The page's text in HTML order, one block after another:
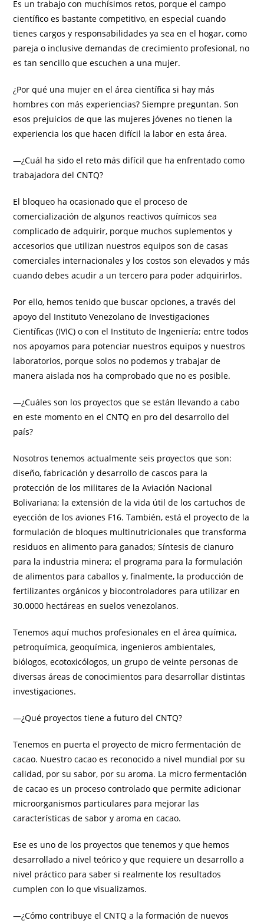
Es un trabajo con muchísimos retos, porque el campo
científico es bastante competitivo, en especial cuando
tienes cargos y responsabilidades ya sea en el hogar, como
pareja o inclusive demandas de crecimiento profesional, no
es tan sencillo que escuchen a una mujer.
¿Por qué una mujer en el área científica si hay más
hombres con más experiencias? Siempre preguntan. Son
esos prejuicios de que las mujeres jóvenes no tienen la
experiencia los que hacen difícil la labor en esta área.
—¿Cuál ha sido el reto más difícil que ha enfrentado como
trabajadora del CNTQ?
El bloqueo ha ocasionado que el proceso de
comercialización de algunos reactivos químicos sea
complicado de adquirir, porque muchos suplementos y
accesorios que utilizan nuestros equipos son de casas
comerciales internacionales y los costos son elevados y más
cuando debes acudir a un tercero para poder adquirirlos.
Por ello, hemos tenido que buscar opciones, a través del
apoyo del Instituto Venezolano de Investigaciones
Científicas (IVIC) o con el Instituto de Ingeniería; entre todos
nos apoyamos para potenciar nuestros equipos y nuestros
laboratorios, porque solos no podemos y trabajar de
manera aislada nos ha comprobado que no es posible.
—¿Cuáles son los proyectos que se están llevando a cabo
en este momento en el CNTQ en pro del desarrollo del
país?
Nosotros tenemos actualmente seis proyectos que son:
diseño, fabricación y desarrollo de cascos para la
protección de los militares de la Aviación Nacional
Bolivariana; la extensión de la vida útil de los cartuchos de
eyección de los aviones F16. También, está el proyecto de la
formulación de bloques multinutricionales que transforma
residuos en alimento para ganados; Síntesis de cianuro
para la industria minera; el programa para la formulación
de alimentos para caballos y, finalmente, la producción de
fertilizantes orgánicos y biocontroladores para utilizar en
30.0000 hectáreas en suelos venezolanos.
Tenemos aquí muchos profesionales en el área química,
petroquímica, geoquímica, ingenieros ambientales,
biólogos, ecotoxicólogos, un grupo de veinte personas de
diversas áreas de conocimientos para desarrollar distintas
investigaciones.
—¿Qué proyectos tiene a futuro del CNTQ?
Tenemos en puerta el proyecto de micro fermentación de
cacao. Nuestro cacao es reconocido a nivel mundial por su
calidad, por su sabor, por su aroma. La micro fermentación
de cacao es un proceso controlado que permite adicionar
microorganismos particulares para mejorar las
características de sabor y aroma en cacao.
Ese es uno de los proyectos que tenemos y que hemos
desarrollado a nivel teórico y que requiere un desarrollo a
nivel práctico para saber si realmente los resultados
cumplen con lo que visualizamos.
—¿Cómo contribuye el CNTQ a la formación de nuevos